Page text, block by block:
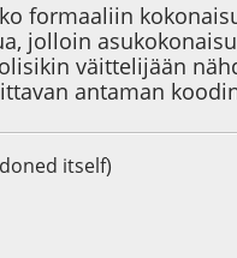
formaaliin
jolloin
väittelijään
antaman
itself)